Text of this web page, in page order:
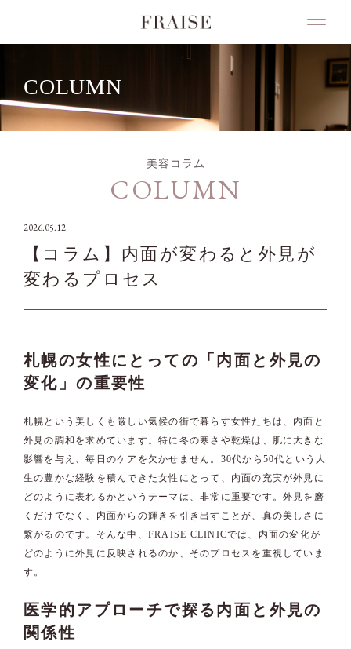
COLUMN
美容コラム
COLUMN
2026.05.12
【コラム】内面が変わると外見が
変わるプロセス
札幌の女性にとっての「内面と外見の
変化」の重要性
札幌という美しくも厳しい気候の街で暮らす女性たちは、内面と
外見の調和を求めています。特に冬の寒さや乾燥は、肌に大きな
影響を与え、毎日のケアを欠かせません。30代から50代という人
生の豊かな経験を積んできた女性にとって、内面の充実が外見に
どのように表れるかというテーマは、非常に重要です。外見を磨
くだけでなく、内面からの輝きを引き出すことが、真の美しさに
繋がるのです。そんな中、FRAISE CLINICでは、内面の変化が
どのように外見に反映されるのか、そのプロセスを重視していま
す。
医学的アプローチで探る内面と外見の
関係性